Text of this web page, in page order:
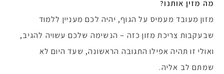
מה מזין אותנו?
מזון מעובד מעמיס על הגוף, יהיה לכם מעניין ללמוד
שבעקבות צריכת מזון כזה – הנשימה שלכם עשויה להגיב,
ואולי זו תהיה אפילו התגובה הראשונה, שעד היום לא
שמתם לב אליה.